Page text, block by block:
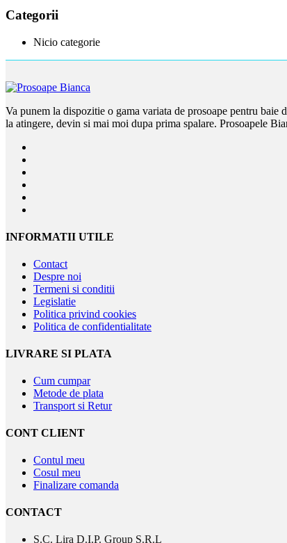
Categorii
Nicio categorie
Va punem la dispozitie o gama variata de prosoape pentru
la atingere, devin si mai moi dupa prima spalare. Prosoapele
INFORMATII UTILE
Contact
Despre noi
Termeni si conditii
Legislatie
Politica privind cookies
Politica de confidentialitate
LIVRARE SI PLATA
Cum cumpar
Metode de plata
Transport si Retur
CONT CLIENT
Contul meu
Cosul meu
Finalizare comanda
CONTACT
S.C. Lira D.I.P. Group S.R.L